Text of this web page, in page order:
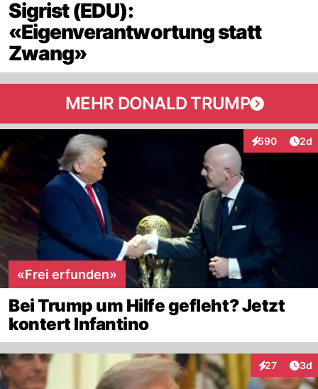
Sigrist (EDU):
«Eigenverantwortung statt
Zwang»
MEHR DONALD TRUMP
590
Interaktionen
2d
«Frei erfunden»
Bei Trump um Hilfe gefleht? Jetzt
kontert Infantino
27
Interaktionen
3d